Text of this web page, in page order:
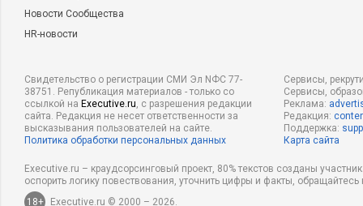
Новости Сообщества
HR-новости
Свидетельство о регистрации СМИ Эл NФС 77-
38751. Републикация материалов - только со
ссылкой на Executive.ru, с разрешения редакции
сайта. Редакция не несет ответственности за
высказывания пользователей на сайте.
Политика обработки персональных данных
Сервисы,
Сервисы,
Реклама:
Редакция:
Поддержка:
Карта сайта
Executive.ru – краудсорсинговый проект, 80% текстов созданы
оспорить логику повествования, уточнить цифры и факты,
18+
Executive.ru © 2000 – 2026.